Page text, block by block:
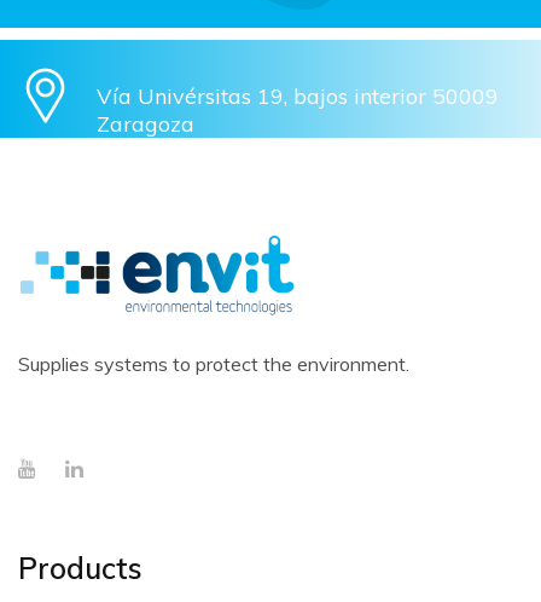
Vía Univérsitas 19, bajos interior 50009
Zaragoza
Supplies systems to protect the environment.
Products